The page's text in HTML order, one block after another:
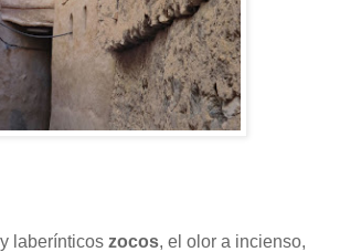
laberínticos zocos, el olor a incienso,